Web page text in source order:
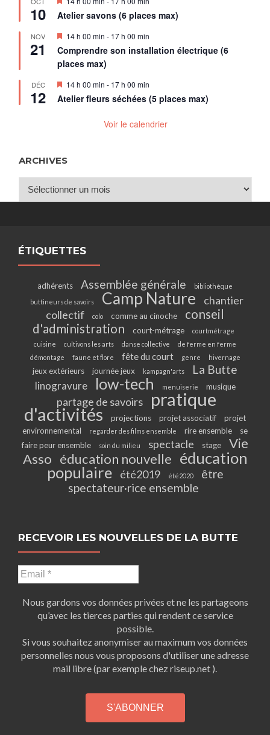
10
en
avant
Atelier savons (6 places max)
NOV
21
Mis
avant
14 h 00 min - 17 h 00 min
Comprendre son installation électrique (6
places max)
DÉC
12
Mis
en
avant
14 h 00 min - 17 h 00 min
Atelier fleurs séchées (5 places max)
Voir le calendrier
ARCHIVES
ÉTIQUETTES
adhérents Assemblée générale
bibliothèque
buttineurs de savoirs
Camp Nature
chantier
collectif
colo comme au cinoche
conseil
d'administration
court-métrage
courtmétrage
cuisine
cultivons les arts danse collective
de ferme en ferme
démontage
faune et flore fête du court genre hivernage
jeux extérieurs journée jeux kampagn'arts La Butte
linogravure low-tech menuiserie musique
partage de savoirs pratique
d'activités projections projet associatif
projet
environnemental
regarder des films ensemble rire ensemble
se
faire peur ensemble
soin du milieu spectacle stage
Vie
Asso éducation nouvelle éducation
populaire
été2019 été2020
être
spectateur·rice ensemble
RECEVOIR LES NOUVELLES DE LA BUTTE
Nous gardons vos données privées et ne les partageons
qu’avec les tierces parties qui rendent ce service
possible.
Si vous souhaitez anonymiser au maximum vos données
personnelles nous vous proposons d'utiliser une adresse
mail libre (par exemple chez riseup.net ).